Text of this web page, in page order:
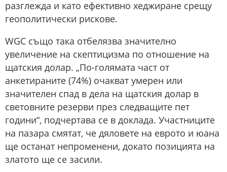
разглежда и като ефективно хеджиране срещу
геополитически рискове.
WGC също така отбелязва значително
увеличение на скептицизма по отношение на
щатския долар. „По-голямата част от
анкетираните (74%) очакват умерен или
значителен спад в дела на щатския долар в
световните резерви през следващите пет
години“, подчертава се в доклада. Участниците
на пазара смятат, че дяловете на еврото и юана
ще останат непроменени, докато позицията на
златото ще се засили.